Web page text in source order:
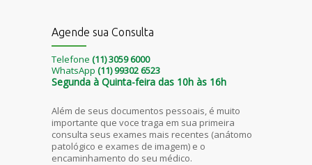
Agende sua Consulta
Telefone (11) 3059 6000
WhatsApp (11) 99302 6523
Segunda à Quinta-feira das 10h às 16h
Além de seus documentos pessoais, é muito
importante que voce traga em sua primeira
consulta seus exames mais recentes (anátomo
patológico e exames de imagem) e o
encaminhamento do seu médico.